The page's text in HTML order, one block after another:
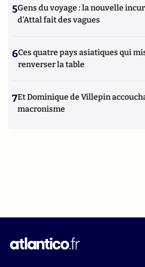
5Gens du voyage : la nouvelle
d'Attal fait des vagues
6Ces quatre pays asiatiques qui
renverser la table
7Et Dominique de Villepin
macronisme